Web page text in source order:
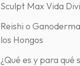
Sculpt Max Vida
Reishi o
los Hongos
¿Qué es y para qué